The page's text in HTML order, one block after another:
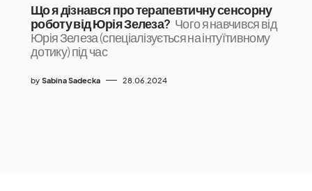
Що я дізнався про терапевтичну сенсорну
роботу від Юрія Зелеза? Чого я навчився від
Юрія Зелеза (спеціалізується на інтуїтивному
дотику) під час
by Sabina Sadecka 28.06.2024